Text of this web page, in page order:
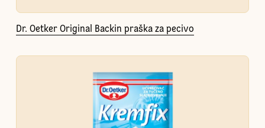
Dr. Oetker Original Backin praška za pecivo